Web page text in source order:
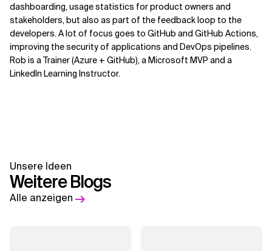
dashboarding, usage statistics for product owners and
stakeholders, but also as part of the feedback loop to the
developers. A lot of focus goes to GitHub and GitHub Actions,
improving the security of applications and DevOps pipelines.
Rob is a Trainer (Azure + GitHub), a Microsoft MVP and a
LinkedIn Learning Instructor.
Unsere Ideen
Weitere Blogs
Alle anzeigen